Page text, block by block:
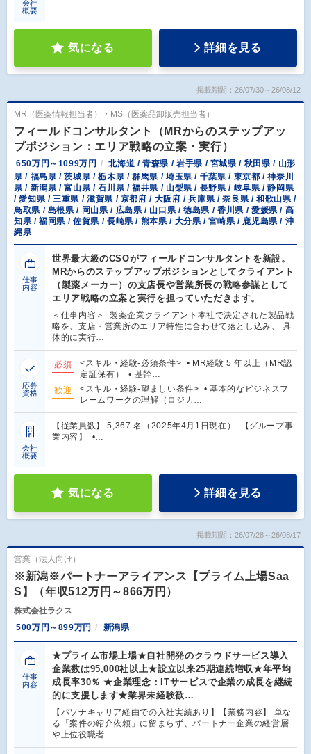
会社
概要
気になる 詳細を見る
掲載期間：26/07/30～26/08/12
MR（医薬情報担当者）・MS（医薬品卸販売担当者）
フィールドコンサルタント（MRからのステップアッ
プポジション：エリア戦略の立案・実行）
650万円～1099万円
北海道 / 青森県 / 岩手県 / 宮城県 / 秋田県 / 山形
県 / 福島県 / 茨城県 / 栃木県 / 群馬県 / 埼玉県 / 千葉県 / 東京都 / 神奈川
県 / 新潟県 / 富山県 / 石川県 / 福井県 / 山梨県 / 長野県 / 岐阜県 / 静岡県
/ 愛知県 / 三重県 / 滋賀県 / 京都府 / 大阪府 / 兵庫県 / 奈良県 / 和歌山県 /
鳥取県 / 島根県 / 岡山県 / 広島県 / 山口県 / 徳島県 / 香川県 / 愛媛県 / 高
知県 / 福岡県 / 佐賀県 / 長崎県 / 熊本県 / 大分県 / 宮崎県 / 鹿児島県 / 沖
縄県
仕事
内容
世界最大級のCSOがフィールドコンサルタントを新設。
MRからのステップアップポジションとしてクライアント
（製薬メーカー）の支店長や営業所長の戦略参謀として
エリア戦略の立案と実行を担っていただきます。
＜仕事内容＞ 製薬企業クライアント本社で決定された製品戦
略を、支店・営業所のエリア特性に合わせて落とし込み、 具
体的に実行…
応募
資格
必須
<スキル・経験-必須条件> • MR経験 5 年以上（MR認
定証保有） • 基幹…
歓迎
<スキル・経験-望ましい条件> • 基本的なビジネスフ
レームワークの理解（ロジカ…
会社
概要
【従業員数】 5,367 名（2025年4月1日現在） 【グループ事
業内容】 •…
気になる 詳細を見る
掲載期間：26/07/28～26/08/17
営業（法人向け）
※新潟※パートナーアライアンス【プライム上場Saa
S】（年収512万円～866万円）
株式会社ラクス
500万円～899万円
新潟県
仕事
内容
★プライム市場上場★自社開発のクラウドサービス導入
企業数は95,000社以上★設立以来25期連続増収★年平均
成長率30％ ★企業理念：ITサービスで企業の成長を継続
的に支援します★業界未経験歓…
【パソナキャリア経由での入社実績あり】【業務内容】 単な
る「案件の紹介依頼」に留まらず、パートナー企業の経営層
や上位役職者…